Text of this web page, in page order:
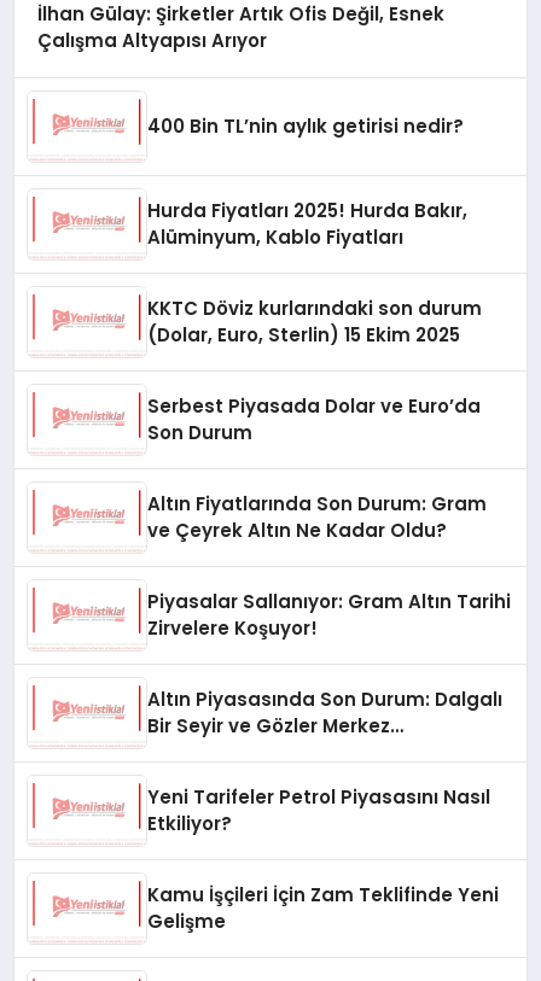
İlhan Gülay: Şirketler Artık Ofis Değil, Esnek
Çalışma Altyapısı Arıyor
400 Bin TL’nin aylık getirisi nedir?
Hurda Fiyatları 2025! Hurda Bakır,
Alüminyum, Kablo Fiyatları
KKTC Döviz kurlarındaki son durum
(Dolar, Euro, Sterlin) 15 Ekim 2025
Serbest Piyasada Dolar ve Euro’da
Son Durum
Altın Fiyatlarında Son Durum: Gram
ve Çeyrek Altın Ne Kadar Oldu?
Piyasalar Sallanıyor: Gram Altın Tarihi
Zirvelere Koşuyor!
Altın Piyasasında Son Durum: Dalgalı
Bir Seyir ve Gözler Merkez
Yeni Tarifeler Petrol Piyasasını Nasıl
Etkiliyor?
Kamu İşçileri İçin Zam Teklifinde Yeni
Gelişme